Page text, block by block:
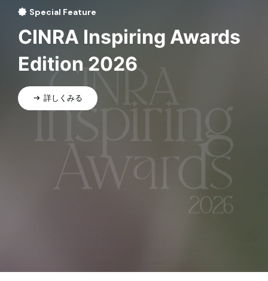
Special Feature
CINRA Inspiring Awards
Edition 2026
詳しくみる